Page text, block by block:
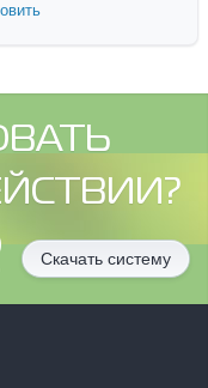
Скачать систему